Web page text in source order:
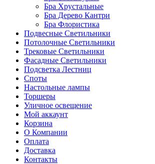
Бра Хрустальные
Бра Дерево Кантри
Бра Флористика
Подвесные Светильники
Потолочные Светильники
Трековые Светильники
Фасадные Светильники
Подсветка Лестниц
Споты
Настольные лампы
Торшеры
Уличное освещение
Мой аккаунт
Корзина
О Компании
Оплата
Доставка
Контакты